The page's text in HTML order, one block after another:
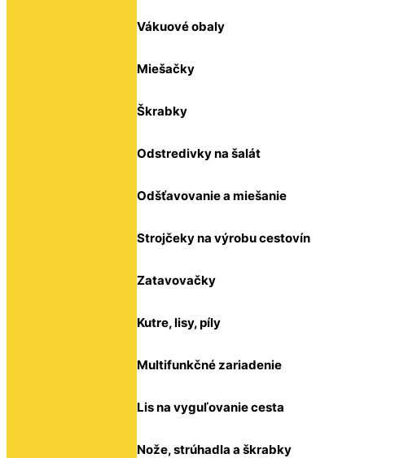
Vákuové obaly
Miešačky
Škrabky
Odstredivky na šalát
Odšťavovanie a miešanie
Strojčeky na výrobu cestovín
Zatavovačky
Kutre, lisy, píly
Multifunkčné zariadenie
Lis na vyguľovanie cesta
Nože, strúhadla a škrabky